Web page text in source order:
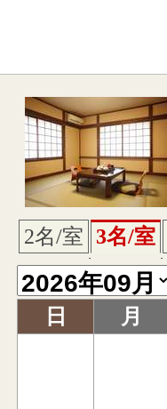
2名/室 3名/室
日 月